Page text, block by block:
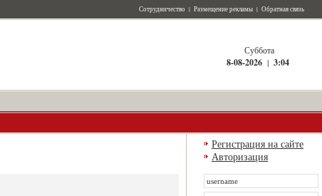
Сотрудничество | Размещение рекламы | Обратная связь
Суббота
8-08-2026 | 3:04
Регистрация на сайте
Авторизация